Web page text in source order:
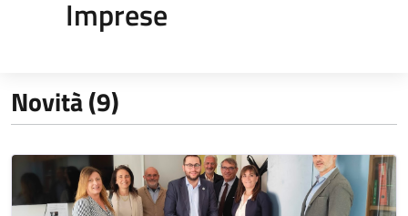
Imprese
Novità (9)